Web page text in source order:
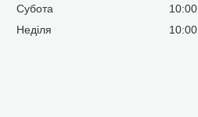
Субота
10:00
Неділя
10:00